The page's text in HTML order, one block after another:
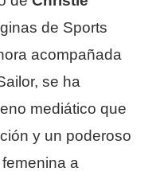
de Sports
acompañada
se ha
mediático que
y un poderoso
a